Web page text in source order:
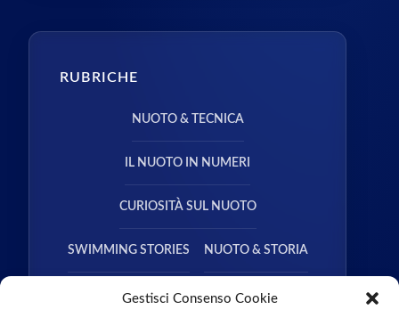
Gestisci Consenso Cookie
RUBRICHE
NUOTO & TECNICA
IL NUOTO IN NUMERI
CURIOSITÀ SUL NUOTO
SWIMMING STORIES NUOTO & STORIA
NUOTO & SALUTE